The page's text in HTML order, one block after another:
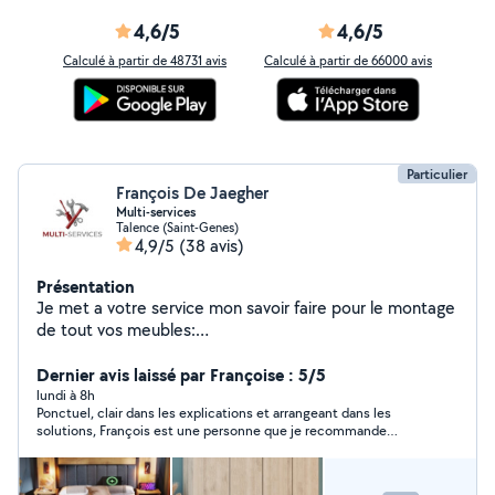
4,6/5
Calculé à partir de 48731 avis
4,6/5
Calculé à partir de 66000 avis
Particulier
François De Jaegher
Multi-services
Talence (Saint-Genes)
4,9/5 (38 avis)
Présentation
Je met a votre service mon savoir faire pour le montage
de tout vos meubles:
solide expérience dans le montage de meuble que j'ai
acquis dans divers enseignes tel que Ikéa et conforama.
J' exécute un travail de qualité et de précision. N'hésitez
pas à me contacter pour toute demande. A très bientôt
Dernier avis laissé par Françoise : 5/5
lundi à 8h
Ponctuel, clair dans les explications et arrangeant dans les
solutions, François est une personne que je recommande